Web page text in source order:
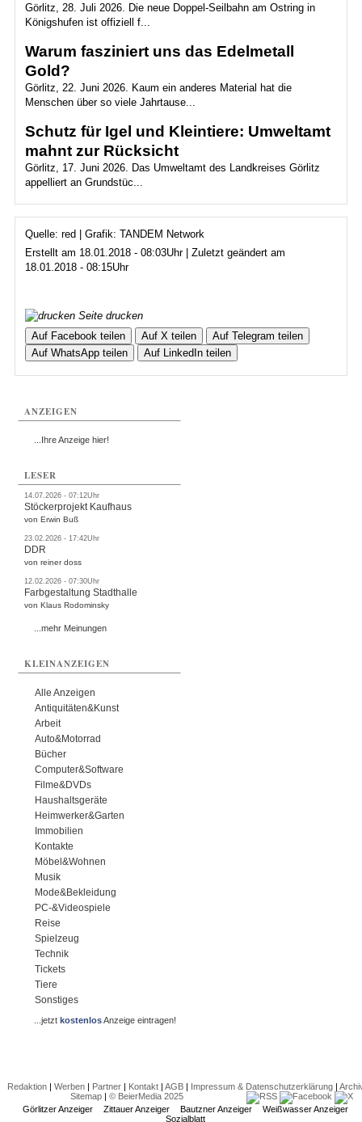
Görlitz, 28. Juli 2026. Die neue Doppel-Seilbahn am Ostring in
Königshufen ist offiziell f...
Warum fasziniert uns das Edelmetall
Gold?
Görlitz, 22. Juni 2026. Kaum ein anderes Material hat die
Menschen über so viele Jahrtause...
Schutz für Igel und Kleintiere: Umweltamt
mahnt zur Rücksicht
Görlitz, 17. Juni 2026. Das Umweltamt des Landkreises Görlitz
appelliert an Grundstüc...
Quelle: red | Grafik: TANDEM Network
Erstellt am 18.01.2018 - 08:03Uhr | Zuletzt geändert am
18.01.2018 - 08:15Uhr
Seite drucken
Auf Facebook teilen
Auf X teilen
Auf Telegram teilen
Auf WhatsApp teilen
Auf LinkedIn teilen
ANZEIGEN
...Ihre Anzeige hier!
LESER
14.07.2026 - 07:12Uhr
Stöckerprojekt Kaufhaus
von Erwin Buß
23.02.2026 - 17:42Uhr
DDR
von reiner doss
12.02.2026 - 07:30Uhr
Farbgestaltung Stadthalle
von Klaus Rodominsky
...mehr Meinungen
KLEINANZEIGEN
Alle Anzeigen
Antiquitäten&Kunst
Arbeit
Auto&Motorrad
Bücher
Computer&Software
Filme&DVDs
Haushaltsgeräte
Heimwerker&Garten
Immobilien
Kontakte
Möbel&Wohnen
Musik
Mode&Bekleidung
PC-&Videospiele
Reise
Spielzeug
Technik
Tickets
Tiere
Sonstiges
...jetztkostenlosAnzeige eintragen!
Redaktion| Werben| Partner| Kontakt| AGB| Impressum & Datenschutzerklärung|
Sitemap| © BeierMedia 2025
Görlitzer Anzeiger
Zittauer Anzeiger Bautzner Anzeiger
Weißwasser Anzeiger
Sozialblatt